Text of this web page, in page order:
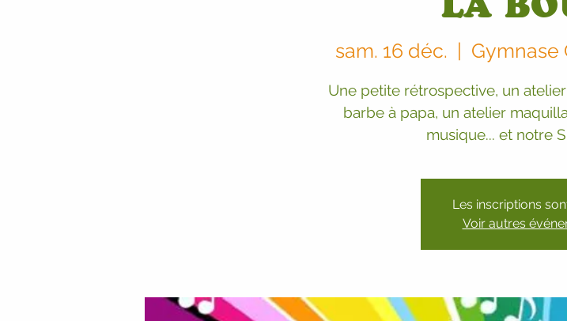
sam. 16 déc.
  |
Gymnase
Une petite rétrospective, un
barbe à papa, un atelier
musique... et notre
Les inscriptions
Voir autres